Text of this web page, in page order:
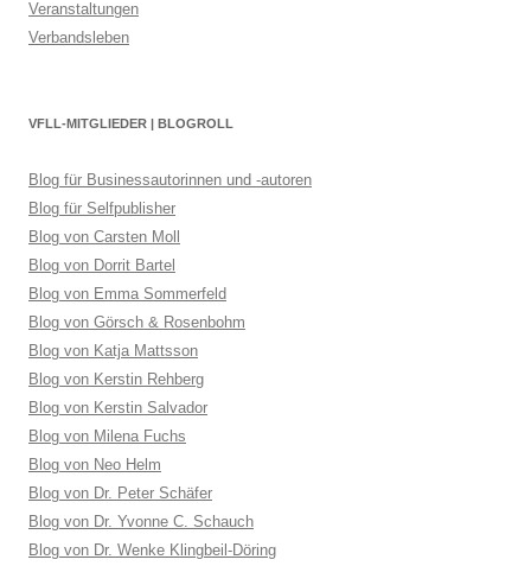
Veranstaltungen
Verbandsleben
VFLL-MITGLIEDER | BLOGROLL
Blog für Businessautorinnen und -autoren
Blog für Selfpublisher
Blog von Carsten Moll
Blog von Dorrit Bartel
Blog von Emma Sommerfeld
Blog von Görsch & Rosenbohm
Blog von Katja Mattsson
Blog von Kerstin Rehberg
Blog von Kerstin Salvador
Blog von Milena Fuchs
Blog von Neo Helm
Blog von Dr. Peter Schäfer
Blog von Dr. Yvonne C. Schauch
Blog von Dr. Wenke Klingbeil-Döring